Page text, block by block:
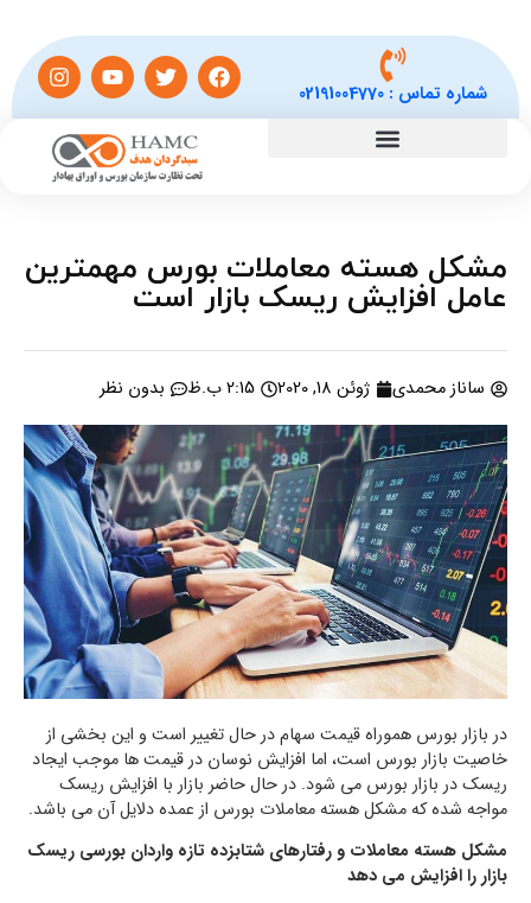
شماره تماس :02191004770
مشکل هسته معاملات بورس مهمترین
عامل افزایش ریسک بازار است
ساناز محمدی ژوئن 18, 2020 2:15 ب.ظ بدون نظر
در بازار بورس هموراه قیمت سهام در حال تغییر است و این بخشی از
خاصیت بازار بورس است، اما افزایش نوسان در قیمت ها موجب ایجاد
ریسک در بازار بورس می شود. در حال حاضر بازار با افزایش ریسک
مواجه شده که مشکل هسته معاملات بورس از عمده دلایل آن می باشد.
مشکل هسته معاملات و رفتارهای شتابزده تازه واردان بورسی ریسک
بازار را افزایش می دهد